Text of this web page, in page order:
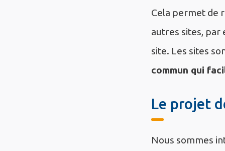
Cela permet de
autres sites,
site. Les sites
commun qui
Le projet
Nous sommes